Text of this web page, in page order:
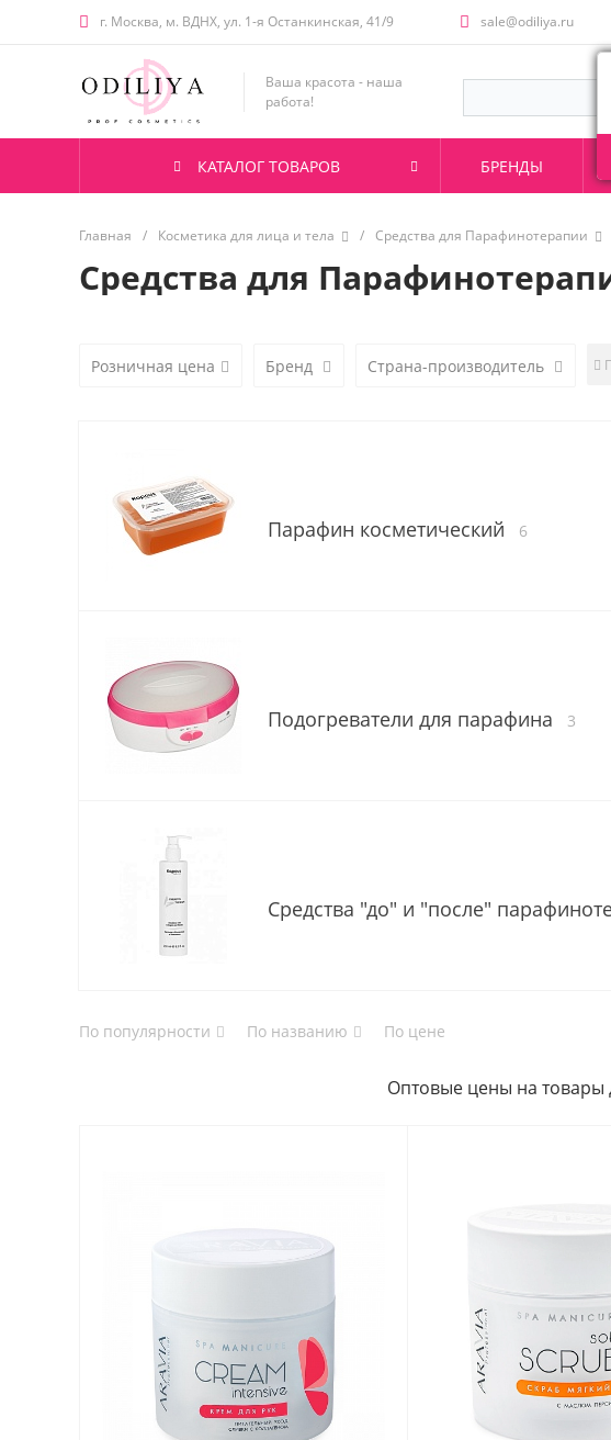
г. Москва, м. ВДНХ, ул. 1-я Останкинская, 41/9 sale@odiliya.ru
Ваша красота - наша
работа!
КАТАЛОГ ТОВАРОВ БРЕНДЫ
Главная / Косметика для лица и тела / Средства для Парафинотерапии
Средства для
Розничная цена Бренд Страна-производитель
Парафин косметический 6
Подогреватели для парафина 3
Средства "до" и "после"
По популярности По названию По цене
Оптовые цены на товары